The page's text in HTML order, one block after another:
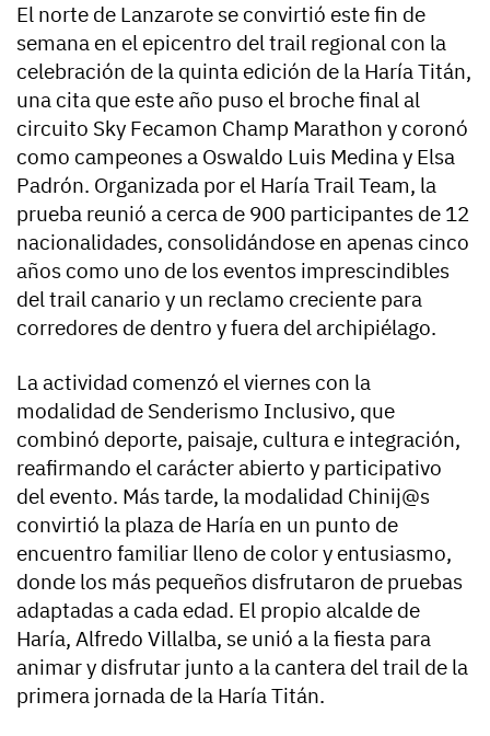
El norte de Lanzarote se convirtió este fin de
semana en el epicentro del trail regional con la
celebración de la quinta edición de la Haría Titán,
una cita que este año puso el broche final al
circuito Sky Fecamon Champ Marathon y coronó
como campeones a Oswaldo Luis Medina y Elsa
Padrón. Organizada por el Haría Trail Team, la
prueba reunió a cerca de 900 participantes de 12
nacionalidades, consolidándose en apenas cinco
años como uno de los eventos imprescindibles
del trail canario y un reclamo creciente para
corredores de dentro y fuera del archipiélago.
La actividad comenzó el viernes con la
modalidad de Senderismo Inclusivo, que
combinó deporte, paisaje, cultura e integración,
reafirmando el carácter abierto y participativo
del evento. Más tarde, la modalidad Chinij@s
convirtió la plaza de Haría en un punto de
encuentro familiar lleno de color y entusiasmo,
donde los más pequeños disfrutaron de pruebas
adaptadas a cada edad. El propio alcalde de
Haría, Alfredo Villalba, se unió a la fiesta para
animar y disfrutar junto a la cantera del trail de la
primera jornada de la Haría Titán.